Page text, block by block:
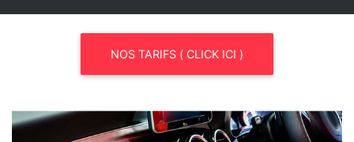
NOS TARIFS ( CLICK ICI )